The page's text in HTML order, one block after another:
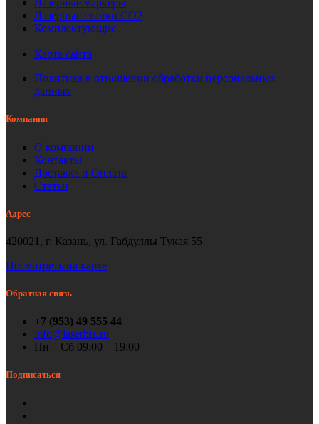
Лазерные маркеры
Лазерные станки СО2
Комплектующие
Карта сайта
Политика в отношении обработки персональных
данных
Компания
О компании
Контакты
Доставка и Оплата
Статьи
Адрес
420021, г. Казань, ул. Габдуллы Тукая 55
Посмотреть на карте
Обратная связь
+7 (953) 49 555 44
info@laserbiz.ru
Пн—Сб 09:00—19:00
Подписаться